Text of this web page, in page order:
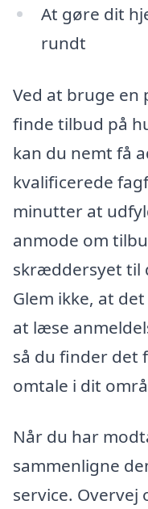
At gøre dit
rundt
Ved at bruge en
finde tilbud på
kan du nemt få
kvalificerede
minutter at
anmode om
skræddersyet til
Glem ikke, at
at læse
så du finder det
omtale i dit
Når du har
sammenligne
service. Overvej